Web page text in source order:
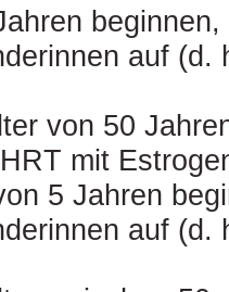
auf
von 50
mit
5 Jahren
auf